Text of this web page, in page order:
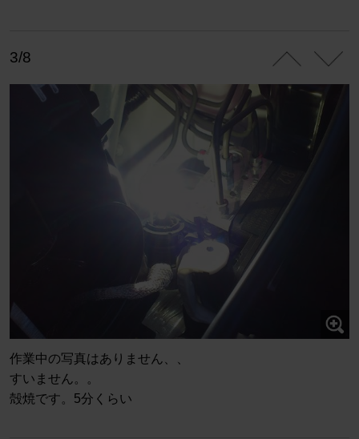
3/8
作業中の写真はありません、、
すいません。。
殻焼です。5分くらい